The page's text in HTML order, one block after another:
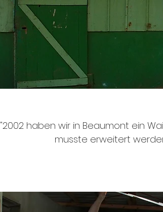
"2002 haben wir in Beaumont ein
musste erweitert